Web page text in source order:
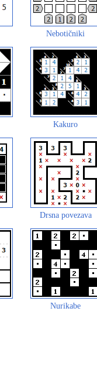
Nebotičniki
Kakuro
Drsna povezava
Nurikabe